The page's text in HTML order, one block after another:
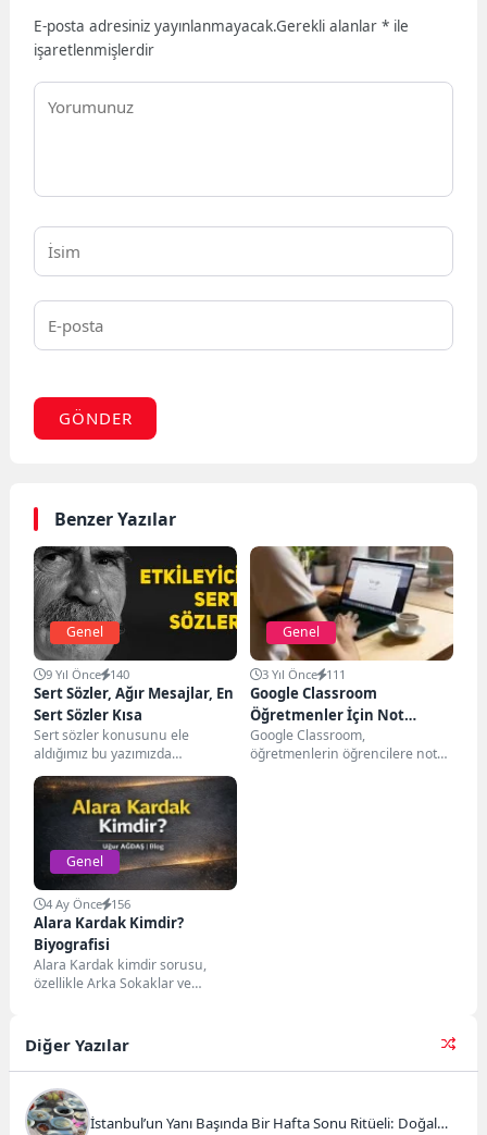
E-posta adresiniz yayınlanmayacak.Gerekli alanlar* ile
işaretlenmişlerdir
GÖNDER
Benzer Yazılar
Genel
9 Yıl Önce 140
Sert Sözler, Ağır Mesajlar, En
Sert Sözler Kısa
Sert sözler konusunu ele
aldığımız bu yazımızda
birbirinden atarlı sözleri bir
araya getirdik. Bu içerikte...
Genel
3 Yıl Önce 111
Google Classroom
Öğretmenler İçin Not
Verme Rehberi
Google Classroom,
öğretmenlerin öğrencilere not
Genel
4 Ay Önce 156
Alara Kardak Kimdir?
Biyografisi
Alara Kardak kimdir sorusu,
özellikle Arka Sokaklar ve
Diğer Yazılar
İstanbul’un Yanı Başında Bir Hafta Sonu Ritüeli: Doğal